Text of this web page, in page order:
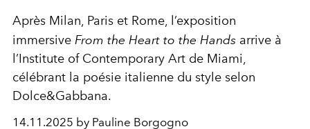
Après Milan, Paris et Rome, l’exposition
immersive From the Heart to the Hands arrive à
l’Institute of Contemporary Art de Miami,
célébrant la poésie italienne du style selon
Dolce&Gabbana.
14.11.2025 by Pauline Borgogno